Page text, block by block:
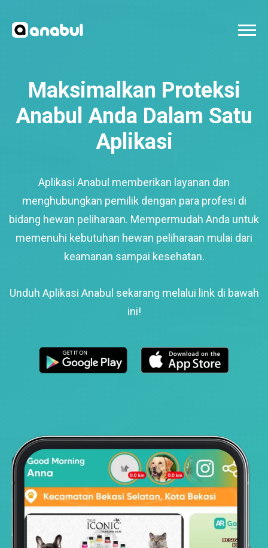
Maksimalkan Proteksi
Anabul Anda Dalam Satu
Aplikasi
Aplikasi Anabul memberikan layanan dan
menghubungkan pemilik dengan para profesi di
bidang hewan peliharaan. Mempermudah Anda untuk
memenuhi kebutuhan hewan peliharaan mulai dari
keamanan sampai kesehatan.
Unduh Aplikasi Anabul sekarang melalui link di bawah
ini!